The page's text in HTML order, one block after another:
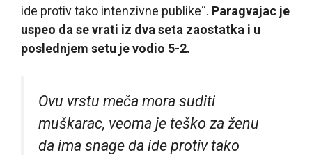
ide protiv tako intenzivne publike“. Paragvajac je
uspeo da se vrati iz dva seta zaostatka i u
poslednjem setu je vodio 5-2.
Ovu vrstu meča mora suditi
muškarac, veoma je teško za ženu
da ima snage da ide protiv tako